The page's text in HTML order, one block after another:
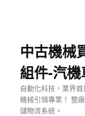
中古機械
組件-汽
自動化科技，業界
機械引領專業！ 整
儲物流系統。